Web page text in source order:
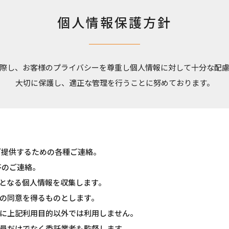
個人情報保護方針
し、お客様のプライバシーを尊重し個人情報に対して十分な配慮
大切に保護し、適正な管理を行うことに努めております。
供するための各種ご連絡。
ご連絡。
る個人情報を収集します。
意を得るものとします。
記利用目的以外では利用しません。